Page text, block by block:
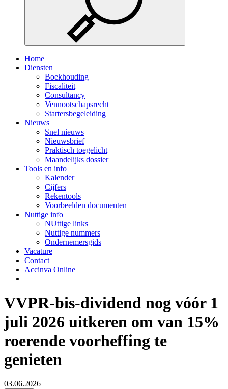
Home
Diensten
Boekhouding
Fiscaliteit
Consultancy
Vennootschapsrecht
Startersbegeleiding
Nieuws
Snel nieuws
Nieuwsbrief
Praktisch toegelicht
Maandelijks dossier
Tools en info
Kalender
Cijfers
Rekentools
Voorbeelden documenten
Nuttige info
NUttige links
Nuttige nummers
Ondernemersgids
Vacature
Contact
Accinva Online
VVPR-bis-dividend nog vóór 1
juli 2026 uitkeren om van 15%
roerende voorheffing te
genieten
03.06.2026